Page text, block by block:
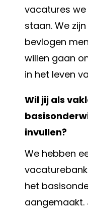
vacatures
staan. We
bevlogen
willen gaan
in het leven
Wil jij als
invullen?
We hebben
het
aangemaakt.